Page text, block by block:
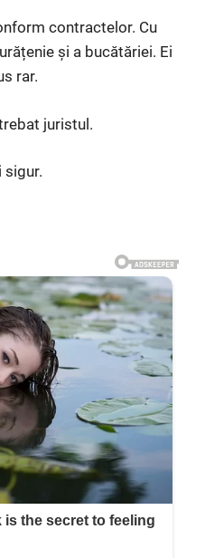
contractelor. Cu
și a bucătăriei. Ei
rar.
juristul.